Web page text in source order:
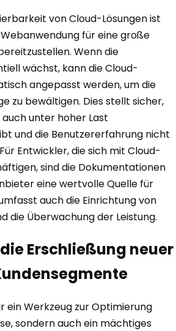
von Cloud-Lösungen ist
für eine große
Wenn die
wächst, kann die Cloud-
angepasst werden, um die
zu bewältigen. Dies stellt sicher,
unter hoher Last
und die Benutzererfahrung nicht
Entwickler, die sich mit Cloud-
sind die Dokumentationen
eine wertvolle Quelle für
auch die Einrichtung von
die Überwachung der Leistung.
Erschließung neuer
ein Werkzeug zur Optimierung
sondern auch ein mächtiges